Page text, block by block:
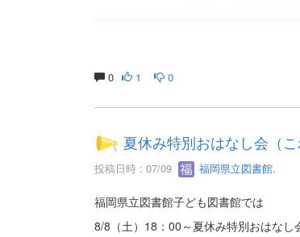
0 1 0
夏休み特別おはなし会（
投稿日時 : 07/09 福岡県立図書館.
福岡県立図書館子ども図書館では
8/8（土）18：00～夏休み特別おはなし